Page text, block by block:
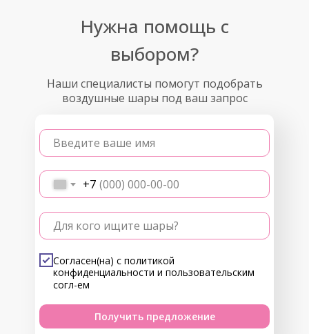
Наши специалисты помогут подобрать
воздушные шары под ваш запрос
Введите ваше имя
+7
Для кого ищите шары?
Согласен(на) с политикой
конфиденциальности и пользовательским
согл-ем
Получить предложение
Нужна помощь с
выбором?